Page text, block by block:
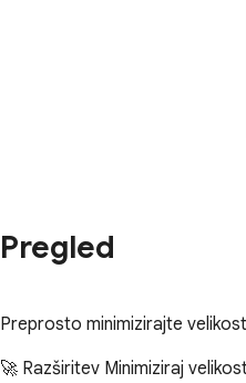
Pregled
Preprosto minimizirajte
🚀 Razširitev Minimiziraj